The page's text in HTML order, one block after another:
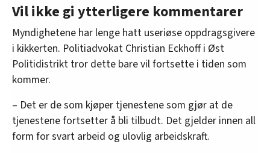
Vil ikke gi ytterligere kommentarer
Myndighetene har lenge hatt useriøse oppdragsgivere
i kikkerten. Politiadvokat Christian Eckhoff i Øst
Politidistrikt tror dette bare vil fortsette i tiden som
kommer.
– Det er de som kjøper tjenestene som gjør at de
tjenestene fortsetter å bli tilbudt. Det gjelder innen all
form for svart arbeid og ulovlig arbeidskraft.